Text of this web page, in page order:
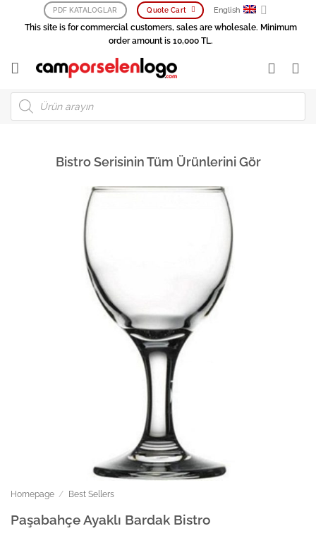
PDF KATALOGLAR Quote Cart English
This site is for commercial customers, sales are wholesale. Minimum
order amount is 10,000 TL.
Products
search
Bistro Serisinin Tüm Ürünlerini Gör
Homepage / Best Sellers
Paşabahçe Ayaklı Bardak Bistro